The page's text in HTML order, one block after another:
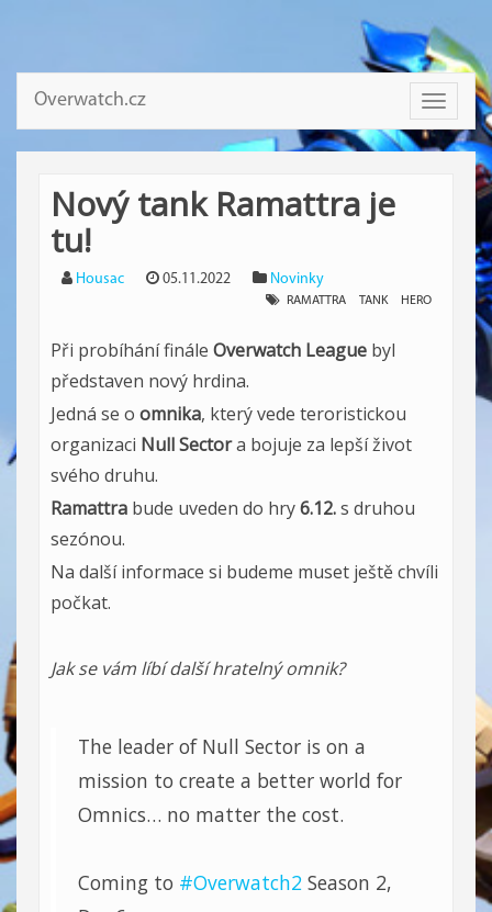
Toggle
Overwatch.cz
Nový tank Ramattra je
tu!
Housac 05.11.2022 Novinky
RAMATTRA TANK HERO
Při probíhání finále Overwatch League byl
představen nový hrdina.
Jedná se o omnika, který vede teroristickou
organizaci Null Sectora bojuje za lepší život
svého druhu.
Ramattra bude uveden do hry6.12.s druhou
sezónou.
Na další informace si budeme muset ještě chvíli
počkat.
Jak se vám líbí další hratelný omnik?
The leader of Null Sector is on a
mission to create a better world for
Omnics… no matter the cost.
Coming to #Overwatch2 Season 2,